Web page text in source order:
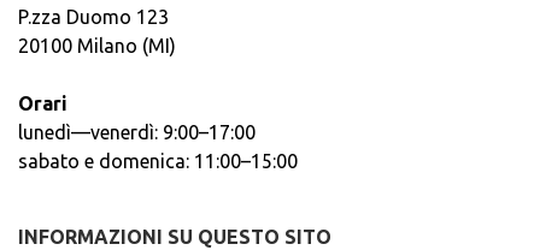
P.zza Duomo 123
20100 Milano (MI)
Orari
lunedì—venerdì: 9:00–17:00
sabato e domenica: 11:00–15:00
INFORMAZIONI SU QUESTO SITO